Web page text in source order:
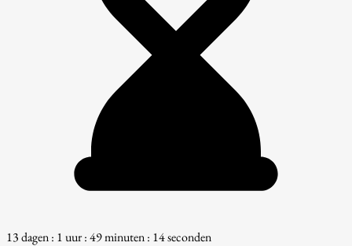
13 dagen : 1 uur : 49 minuten : 13 seconden